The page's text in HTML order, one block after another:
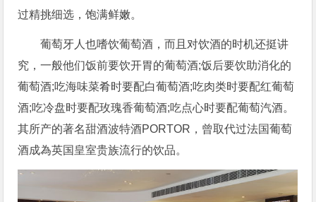
过精挑细选，饱满鲜嫩。
葡萄牙人也嗜饮葡萄酒，而且对饮酒的时机还挺讲
究，一般他们饭前要饮开胃的葡萄酒;饭后要饮助消化的
葡萄酒;吃海味菜肴时要配白葡萄酒;吃肉类时要配红葡萄
酒;吃冷盘时要配玫瑰香葡萄酒;吃点心时要配葡萄汽酒。
其所产的著名甜酒波特酒PORTOR，曾取代过法国葡萄
酒成為英国皇室贵族流行的饮品。